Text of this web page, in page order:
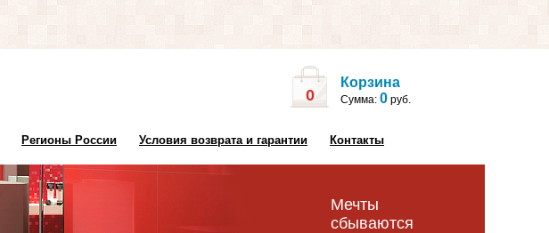
0
Корзина
Сумма: 0 руб.
Регионы России Условия возврата и гарантии Контакты
Мечты
сбываются